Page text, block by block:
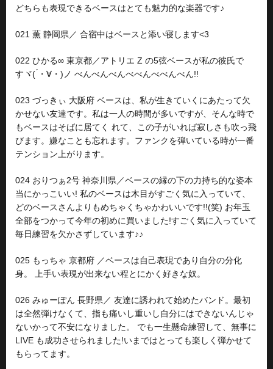
どちらも表現できるベースはとても魅力的な楽器です♪
021 薫 静岡県／ 合宿中はベースと添い寝します<3
022 ひかる∞ 東京都／アトリエ Z の5弦ベースが私の彼氏で
すヾ( ́・∀・)ノ べんべんべんべべんべべんべん!!
023 づっきぃ 大阪府 ベースは、私が生きていくにあたって欠
かせない友達です。私は一人の時間が多いですが、そんな時で
もベースはそばに居てく れて、この子がいれば寂しさも吹っ飛
びます。嫌なことも忘れます。ファンクを弾いている時が一番
テンション上がります。
024 おりつぁ2号 神奈川県／ベースの縁の下の力持ち的な姿本
当にかっこいい! 私のベースは木目がすごく気に入っていて、
どのベースさんよりもめちゃくちゃかわいいです!!(笑) お年玉
全部をつかって今年の初めに買いました!すごく気に入っていて
毎日練習を欠かさずしています♪♪
025 もっちゃ 京都府 ／ベースは自己表現であり自分の分化
身。 上手い表現が出来ない程とにかく好きな奴。
026 みゅーぽん 長野県／ 友達に誘われて始めたバンド。最初
は全然弾けなくて、指も痛いし重いし自分にはできないんじゃ
ないかって不安になりました。 でも一生懸命練習して、無事に
LIVE も成功させられました!いまではとっても楽しく弾かせて
もらってます。